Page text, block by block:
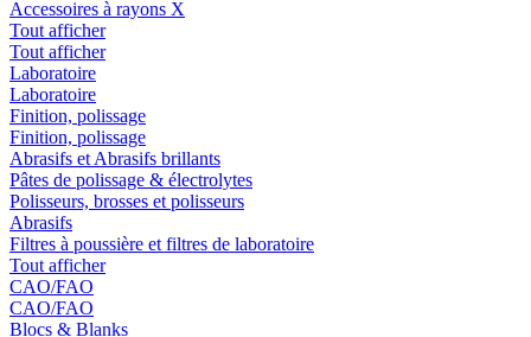
Accessoires à rayons X
Tout afficher
Tout afficher
Laboratoire
Laboratoire
Finition, polissage
Finition, polissage
Abrasifs et Abrasifs brillants
Pâtes de polissage & électrolytes
Polisseurs, brosses et polisseurs
Abrasifs
Filtres à poussière et filtres de laboratoire
Tout afficher
CAO/FAO
CAO/FAO
Blocs & Blanks